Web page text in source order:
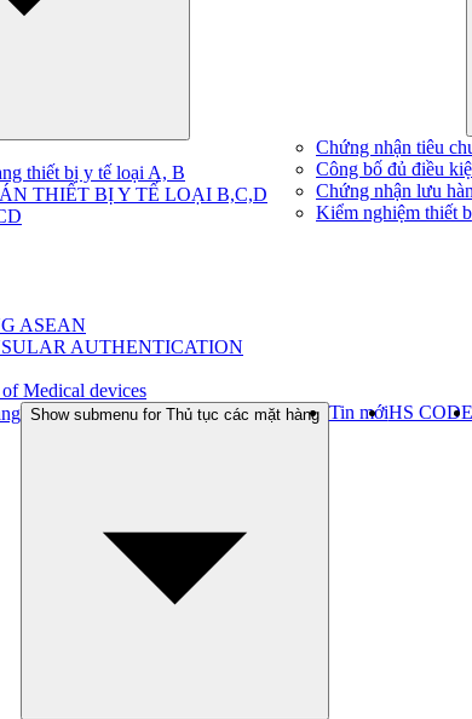
thiết bị y tế loại A, B
THIẾT BỊ Y TẾ LOẠI B,C,D
ASEAN
AUTHENTICATION
Medical devices
Chứng nhận tiêu
Công bố đủ điều
Chứng nhận lưu
Kiểm nghiệm thiết
Show submenu for Thủ tục các mặt hàng Tin mớiHS CODE